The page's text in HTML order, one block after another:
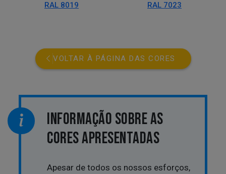
RAL 8019 RAL 7023
VOLTAR À PÁGINA DAS CORES
INFORMAÇÃO SOBRE AS
CORES APRESENTADAS
Apesar de todos os nossos esforços,